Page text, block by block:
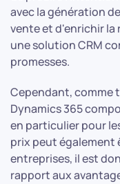
avec la génération
vente et d'enrichir la
une solution CRM
promesses.
Cependant, comme
Dynamics 365
en particulier pour
prix peut également
entreprises, il est
rapport aux